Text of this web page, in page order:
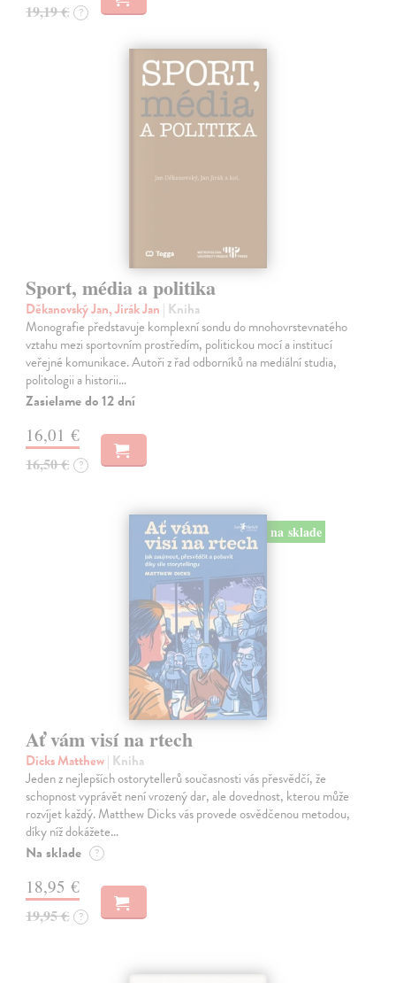
19,19 € ?
Sport, média a politika
Děkanovský Jan, Jirák Jan | Kniha
Monografie představuje komplexní sondu do mnohovrstevnatého
vztahu mezi sportovním prostředím, politickou mocí a institucí
veřejné komunikace. Autoři z řad odborníků na mediální studia,
politologii a historii…
Zasielame do 12 dní
16,01 €
16,50 € ?
na sklade
Ať vám visí na rtech
Dicks Matthew| Kniha
Jeden z nejlepších ostorytellerů současnosti vás přesvědčí, že
schopnost vyprávět není vrozený dar, ale dovednost, kterou může
rozvíjet každý. Matthew Dicks vás provede osvědčenou metodou,
díky níž dokážete…
Na sklade ?
18,95 €
19,95 € ?